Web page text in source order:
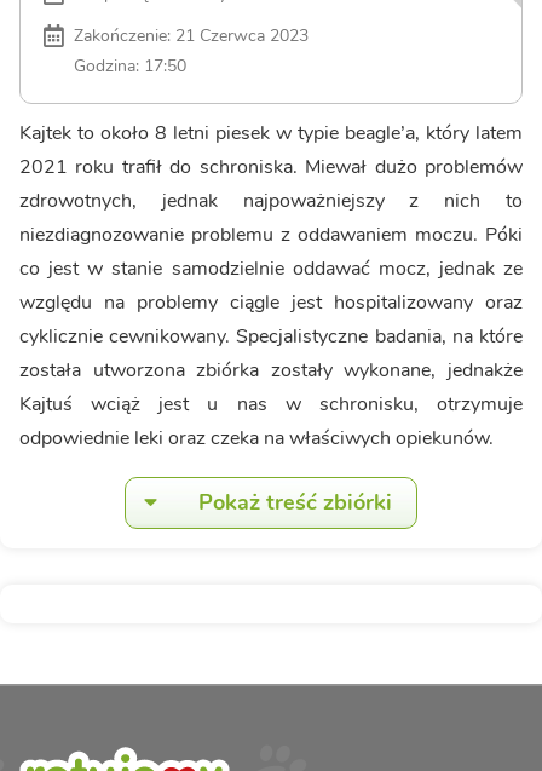
Zakończenie: 21 Czerwca 2023
Godzina: 17:50
Kajtek to około 8 letni piesek w typie beagle’a, który latem
2021 roku trafił do schroniska. Miewał dużo problemów
zdrowotnych, jednak najpoważniejszy z nich to
niezdiagnozowanie problemu z oddawaniem moczu. Póki
co jest w stanie samodzielnie oddawać mocz, jednak ze
względu na problemy ciągle jest hospitalizowany oraz
cyklicznie cewnikowany. Specjalistyczne badania, na które
została utworzona zbiórka zostały wykonane, jednakże
Kajtuś wciąż jest u nas w schronisku, otrzymuje
odpowiednie leki oraz czeka na właściwych opiekunów.
Pokaż treść zbiórki